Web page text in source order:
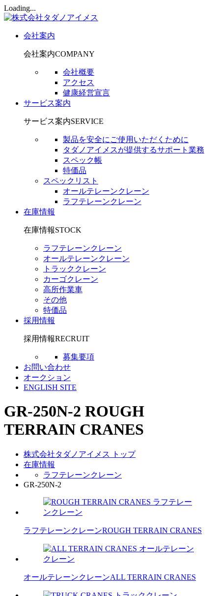
Loading...
会社案内
会社案内COMPANY
会社概要
アクセス
健康経営宣言
サービス案内
サービス案内SERVICE
製品を安全にご使用いただくために
タダノアイメスが提供するサポート業務
スペック帳
特価品
スペックリスト
オールテレーンクレーン
ラフテレーンクレーン
在庫情報
在庫情報STOCK
ラフテレーンクレーン
オールテレーンクレーン
トラッククレーン
カーゴクレーン
高所作業車
その他
特価品
採用情報
採用情報RECRUIT
募集要項
お問い合わせ
オークション
ENGLISH SITE
GR-250N-2 ROUGH
TERRAIN CRANES
株式会社タダノアイメス トップ
在庫情報
ラフテレーンクレーン
GR-250N-2
ラフテレーンクレーンROUGH TERRAIN CRANES
オールテレーンクレーンALL TERRAIN CRANES